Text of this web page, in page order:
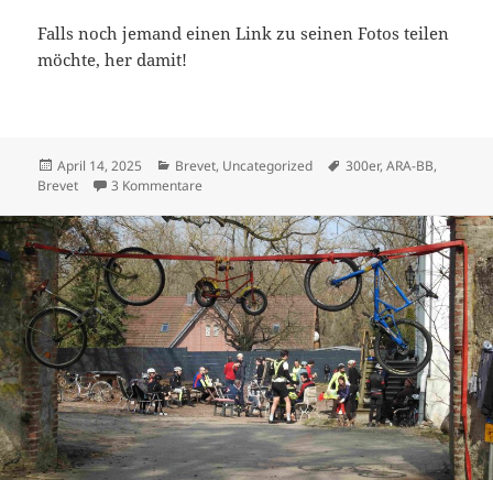
Falls noch jemand einen Link zu seinen Fotos teilen
möchte, her damit!
Veröffentlicht
am
April 14, 2025 Kategorien
Brevet, Uncategorized Schlagwörter
300er,ARA-BB,
Brevet
3 Kommentare